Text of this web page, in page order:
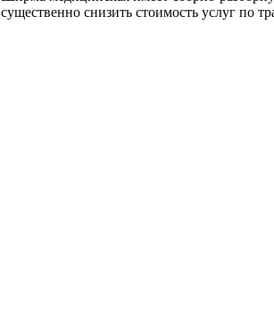
существенно снизить стоимость услуг по